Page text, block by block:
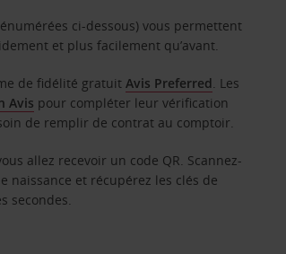
ci-dessous) vous permettent
et plus facilement qu’avant.
de fidélité gratuitAvis Preferred. Les
Avis pour compléter leur vérification
de remplir de contrat au comptoir.
allez recevoir un code QR. Scannez-
naissance et récupérez les clés de
secondes.